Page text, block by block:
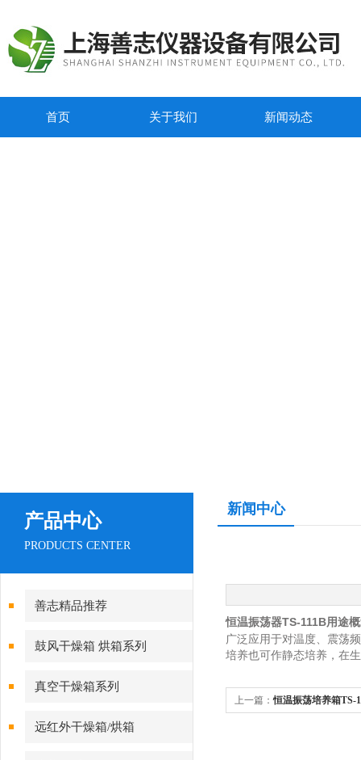
首页 关于我们 新闻动态
产品中心
PRODUCTS CENTER
善志精品推荐
鼓风干燥箱 烘箱系列
真空干燥箱系列
远红外干燥箱/烘箱
新闻中心
恒温振荡器TS-111B用途
广泛应用于对温度、震荡
培养也可作静态培养，在
上一篇：恒温振荡培养箱TS-